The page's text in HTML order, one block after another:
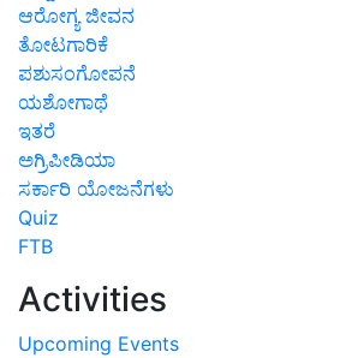
ಆರೋಗ್ಯ ಜೀವನ
ತೋಟಗಾರಿಕೆ
ಪಶುಸಂಗೋಪನೆ
ಯಶೋಗಾಥೆ
ಇತರೆ
ಅಗ್ರಿಪೀಡಿಯಾ
ಸರ್ಕಾರಿ ಯೋಜನೆಗಳು
Quiz
FTB
Activities
Upcoming Events